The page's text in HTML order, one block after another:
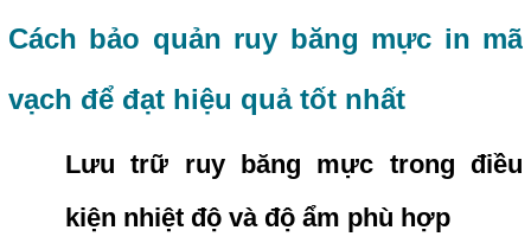
Cách bảo quản ruy băng mực in mã
vạch để đạt hiệu quả tốt nhất
Lưu trữ ruy băng mực trong điều
kiện nhiệt độ và độ ẩm phù hợp